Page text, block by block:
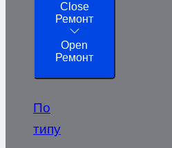
Close
Ремонт
Open
Ремонт
По
типу